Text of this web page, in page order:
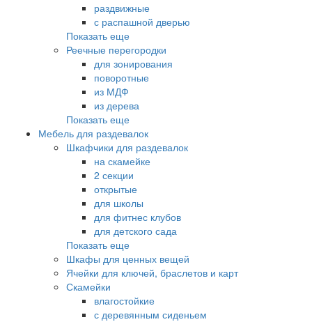
раздвижные
с распашной дверью
Показать еще
Реечные перегородки
для зонирования
поворотные
из МДФ
из дерева
Показать еще
Мебель для раздевалок
Шкафчики для раздевалок
на скамейке
2 секции
открытые
для школы
для фитнес клубов
для детского сада
Показать еще
Шкафы для ценных вещей
Ячейки для ключей, браслетов и карт
Скамейки
влагостойкие
с деревянным сиденьем